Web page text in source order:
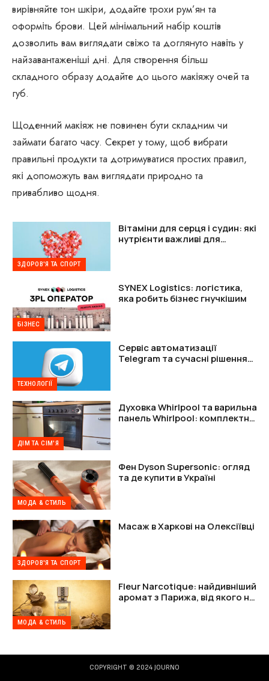
вирівняйте тон шкіри, додайте трохи рум’ян та
оформіть брови. Цей мінімальний набір коштів
дозволить вам виглядати свіжо та доглянуто навіть у
найзавантаженіші дні. Для створення більш
складного образу додайте до цього макіяжу очей та
губ.
Щоденний макіяж не повинен бути складним чи
займати багато часу. Секрет у тому, щоб вибрати
правильні продукти та дотримуватися простих правил,
які допоможуть вам виглядати природно та
привабливо щодня.
ЗДОРОВ'Я ТА СПОРТ
Вітаміни для серця і судин: які
нутрієнти важливі для
БІЗНЕС
SYNEX Logistics: логістика,
яка робить бізнес гнучкішим
ТЕХНОЛОГІЇ
Сервіс автоматизації
Telegram та сучасні рішення
ДІМ ТА СІМ'Я
Духовка Whirlpool та варильна
панель Whirlpool: комплектне
МОДА & СТИЛЬ
Фен Dyson Supersonic: огляд
та де купити в Україні
ЗДОРОВ'Я ТА СПОРТ
Масаж в Харкові на Олексіївці
МОДА & СТИЛЬ
Fleur Narcotique: найдивніший
аромат з Парижа, від якого не
COPYRIGHT © 2024 JOURNO